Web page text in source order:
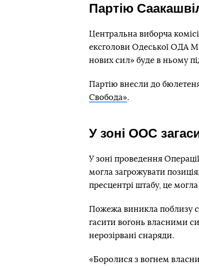
Партію
Центральна виборча
ексголови Одеської ОДА
нових сил» буде в ньому
Партію внесли до
Свобода».
У зоні ООС
У зоні проведення
могла загрожувати
пресцентрі штабу, це
Пожежа виникла поблизу
гасити вогонь власними
нерозірвані снаряди.
«Боролися з вогнем